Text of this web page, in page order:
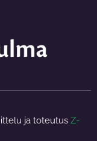
ja toteutus Z-